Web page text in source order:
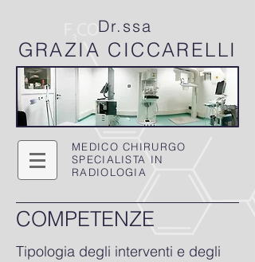
Dr.ssa
GRAZIA CICCARELLI
MEDICO CHIRURGO
SPECIALISTA IN
RADIOLOGIA
COMPETENZE
Tipologia degli interventi e degli